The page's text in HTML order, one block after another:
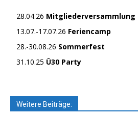
28.04.26 Mitgliederversammlung
13.07.-17.07.26 Feriencamp
28.-30.08.26 Sommerfest
31.10.25 Ü30 Party
Weitere Beiträge: